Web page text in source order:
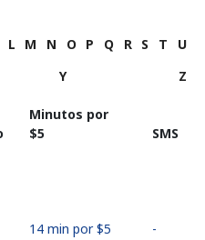
L M N O P Q R S T
U
Y Z
Minutos por
⁦$5⁩
SMS
14 min por ⁦$5⁩ -